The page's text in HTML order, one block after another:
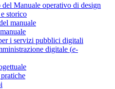
del Manuale operativo di design
storico
manuale
i servizi pubblici digitali
digitale (e-